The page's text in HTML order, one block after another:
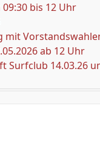
09:30 bis 12 Uhr
mit
ab 12 Uhr
Surfclub 14.03.26